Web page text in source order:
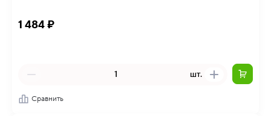
1 484 ₽
шт.
Сравнить